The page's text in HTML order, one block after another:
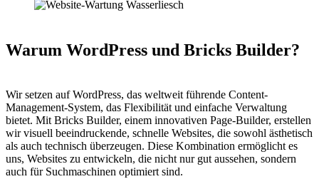
Warum WordPress und Bricks Builder?
Wir setzen auf WordPress, das weltweit führende Content-
Management-System, das Flexibilität und einfache Verwaltung
bietet. Mit Bricks Builder, einem innovativen Page-Builder, erstellen
wir visuell beeindruckende, schnelle Websites, die sowohl ästhetisch
als auch technisch überzeugen. Diese Kombination ermöglicht es
uns, Websites zu entwickeln, die nicht nur gut aussehen, sondern
auch für Suchmaschinen optimiert sind.